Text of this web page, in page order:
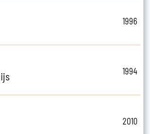
1996
1994
2010